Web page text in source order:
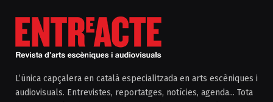
L’única capçalera en català especialitzada en arts escèniques i
audiovisuals. Entrevistes, reportatges, notícies, agenda... Tota